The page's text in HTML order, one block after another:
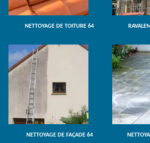
NETTOYAGE DE TOITURE 64
NETTOYAGE DE FAÇADE 64